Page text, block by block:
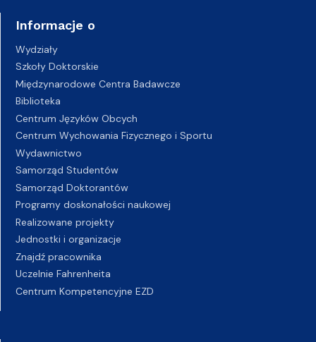
Informacje o
Wydziały
Szkoły Doktorskie
Międzynarodowe Centra Badawcze
Biblioteka
Centrum Języków Obcych
Centrum Wychowania Fizycznego i Sportu
Wydawnictwo
Samorząd Studentów
Samorząd Doktorantów
Programy doskonałości naukowej
Realizowane projekty
Jednostki i organizacje
Znajdź pracownika
Uczelnie Fahrenheita
Centrum Kompetencyjne EZD